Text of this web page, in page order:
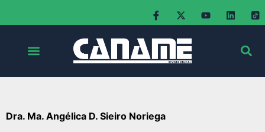
Dra. Ma. Angélica D. Sieiro Noriega